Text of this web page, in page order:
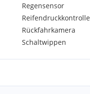
Regensensor
Reifendruckkontrolle
Rückfahrkamera
Schaltwippen